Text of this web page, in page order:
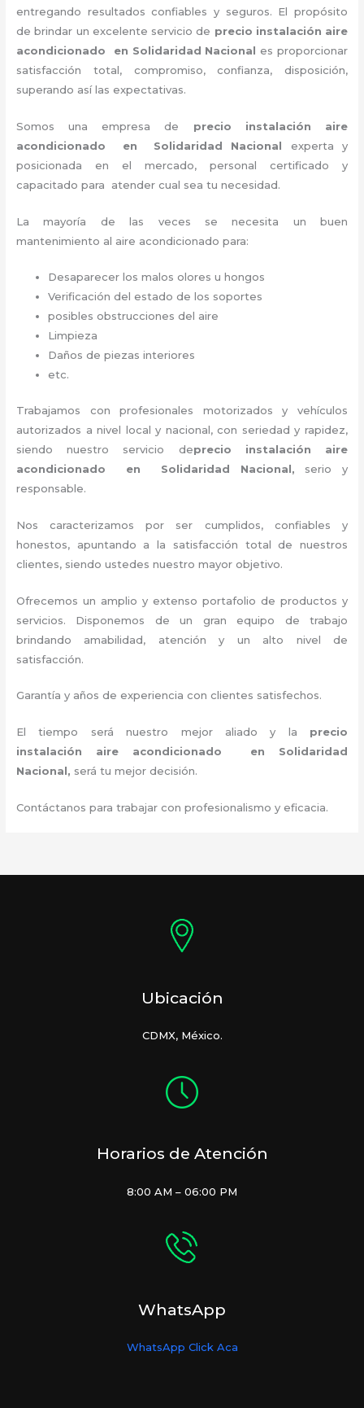
entregando resultados confiables y seguros. El propósito
de brindar un excelente servicio de precio instalación aire
acondicionado en Solidaridad Nacional es proporcionar
satisfacción total, compromiso, confianza, disposición,
superando así las expectativas.
Somos una empresa de precio instalación aire
acondicionado en Solidaridad Nacional experta y
posicionada en el mercado, personal certificado y
capacitado para atender cual sea tu necesidad.
La mayoría de las veces se necesita un buen
mantenimiento al aire acondicionado para:
Desaparecer los malos olores u hongos
Verificación del estado de los soportes
posibles obstrucciones del aire
Limpieza
Daños de piezas interiores
etc.
Trabajamos con profesionales motorizados y vehículos
autorizados a nivel local y nacional, con seriedad y rapidez,
siendo nuestro servicio deprecio instalación aire
acondicionado en Solidaridad Nacional, serio y
responsable.
Nos caracterizamos por ser cumplidos, confiables y
honestos, apuntando a la satisfacción total de nuestros
clientes, siendo ustedes nuestro mayor objetivo.
Ofrecemos un amplio y extenso portafolio de productos y
servicios. Disponemos de un gran equipo de trabajo
brindando amabilidad, atención y un alto nivel de
satisfacción.
Garantía y años de experiencia con clientes satisfechos.
El tiempo será nuestro mejor aliado y la precio
instalación aire acondicionado en Solidaridad
Nacional, será tu mejor decisión.
Contáctanos para trabajar con profesionalismo y eficacia.
Ubicación
CDMX, México.
Horarios de Atención
8:00 AM – 06:00 PM
WhatsApp
WhatsApp Click Aca